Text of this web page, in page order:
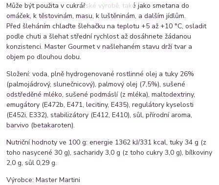
Může být použita v cukrářské výrobě, také jako smetana do
omáček, k těstovinám, masu, k luštěninám, a dalším jídlům.
Před šleháním chlaďte šlehačku na teplotu +5 až +10 °C, osladit
podle chuti a šlehat střední rychlost až dosáhnete žádanou
konzistenci. Master Gourmet v našlehaném stavu drží tvar a
objem po dlouhou dobu.
Složení: voda, plně hydrogenované rostlinné olej a tuky 26%
(palmojádrový, slunečnicový), palmový olej (7,5%), sušené
odstředěné mléko, sušené podmáslí (z mléka), maltodextriny,
emugátory (E472b, E471, lecitiny, E435), regulátory kyselosti
(E452i, E332), stabilizátory (E412, E410), sůl, přírodní aroma,
barvivo (betakaroten).
Nutriční hodnoty ve 100 g: energie 1362 kJ/331 kcal, tuky 34 g (z
toho nasycené 30 g), sacharidy 3,0 g (z toho cukry 3,0 g), bílkoviny
2,0 g, sůl 0,29 g.
Výrobce: Master Martini